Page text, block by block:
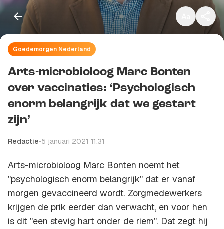
Goedemorgen Nederland
Arts-microbioloog Marc Bonten
over vaccinaties: ‘Psychologisch
enorm belangrijk dat we gestart
zijn’
Redactie•5 januari 2021 11:31
Arts-microbioloog Marc Bonten noemt het
"psychologisch enorm belangrijk" dat er vanaf
morgen gevaccineerd wordt. Zorgmedewerkers
krijgen de prik eerder dan verwacht, en voor hen
is dit "een stevig hart onder de riem". Dat zegt hij